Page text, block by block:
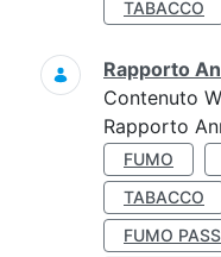
TABACCO
Rapporto
Contenuto
Rapporto
FUMO
TABACCO
FUMO